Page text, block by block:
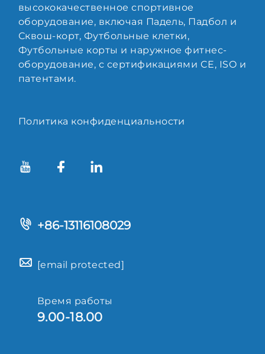
высококачественное спортивное
оборудование, включая Падель, Падбол и
Сквош-корт, Футбольные клетки,
Футбольные корты и наружное фитнес-
оборудование, с сертификациями CE, ISO и
патентами.
Политика конфиденциальности
+86-13116108029
[email protected]
Время работы
9.00-18.00